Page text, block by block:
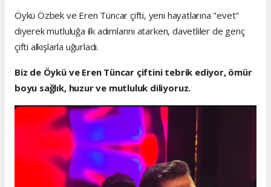
Öykü Özbek ve Eren Tüncar çifti, yeni hayatlarına "evet"
diyerek mutluluğa ilk adımlarını atarken, davetliler de genç
çifti alkışlarla uğurladı.
Biz de Öykü ve Eren Tüncar çiftini tebrik ediyor, ömür
boyu sağlık, huzur ve mutluluk diliyoruz.